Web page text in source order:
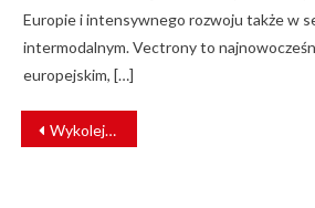
Europie i intensywnego rozwoju także w
intermodalnym. Vectrony to
europejskim, […]
NAWIGACJA
WPISU
Wykolejenie pociągu towarowego. Wagony spadły z nasypu